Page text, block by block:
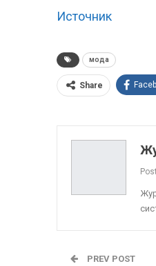
Источник
мода
Share
PREV POST